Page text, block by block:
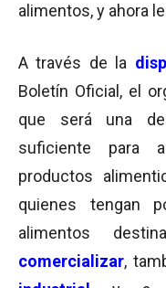
alimentos, y ahora
A través de la
Boletín Oficial, el
que será una
suficiente para
productos
quienes tengan
alimentos
comercializar,